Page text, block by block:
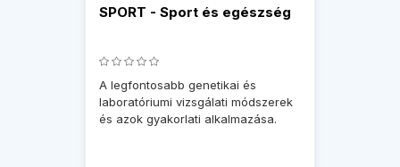
SPORT - Sport és egészség
A legfontosabb genetikai és
laboratóriumi vizsgálati módszerek
és azok gyakorlati alkalmazása.